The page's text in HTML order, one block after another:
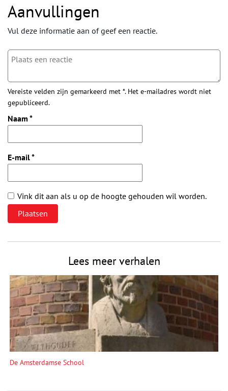
Aanvullingen
Vul deze informatie aan of geef een reactie.
Vereiste velden zijn gemarkeerd met *. Het e-mailadres wordt niet
gepubliceerd.
Naam *
E-mail*
Vink dit aan als u op de hoogte gehouden wil worden.
Lees meer verhalen
De Amsterdamse School